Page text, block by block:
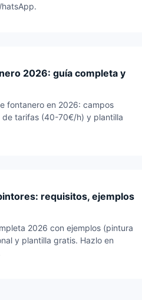
2026: guía completa y
fontanero en 2026: campos
de tarifas (40-70€/h) y plantilla
requisitos, ejemplos
2026 con ejemplos (pintura
y plantilla gratis. Hazlo en